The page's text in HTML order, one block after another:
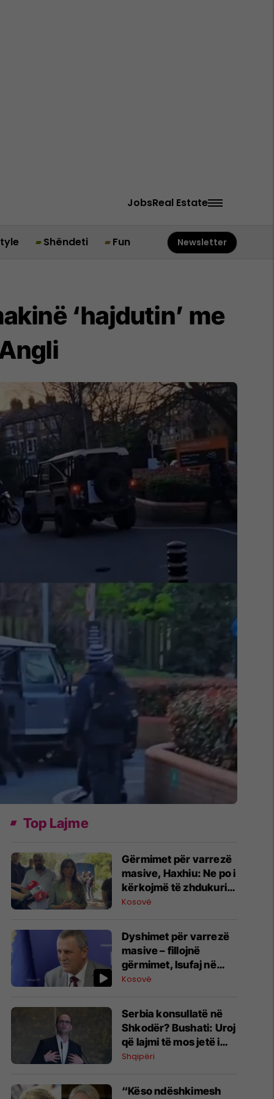
JobsReal Estate
Shëndeti Fun Newsletter
‘hajdutin’ me
Top Lajme
Gërmimet për varrezë
masive, ​Haxhiu: Ne po i
kërkojmë të zhdukurit,
Vuçiq vazhdon t’i
Kosovë
Dyshimet për varrezë
masive – fillojnë
gërmimet, ​Isufaj në
Kalludër të Vogël:
mortore do të kërkojë
kohë
Kosovë
Serbia konsullatë në
Shkodër? Bushati: Uroj
që lajmi të mos jetë i
vërtetë
Shqipëri
“Këso ndëshkimesh